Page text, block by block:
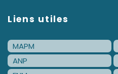
Liens utiles
MAPM
ANP